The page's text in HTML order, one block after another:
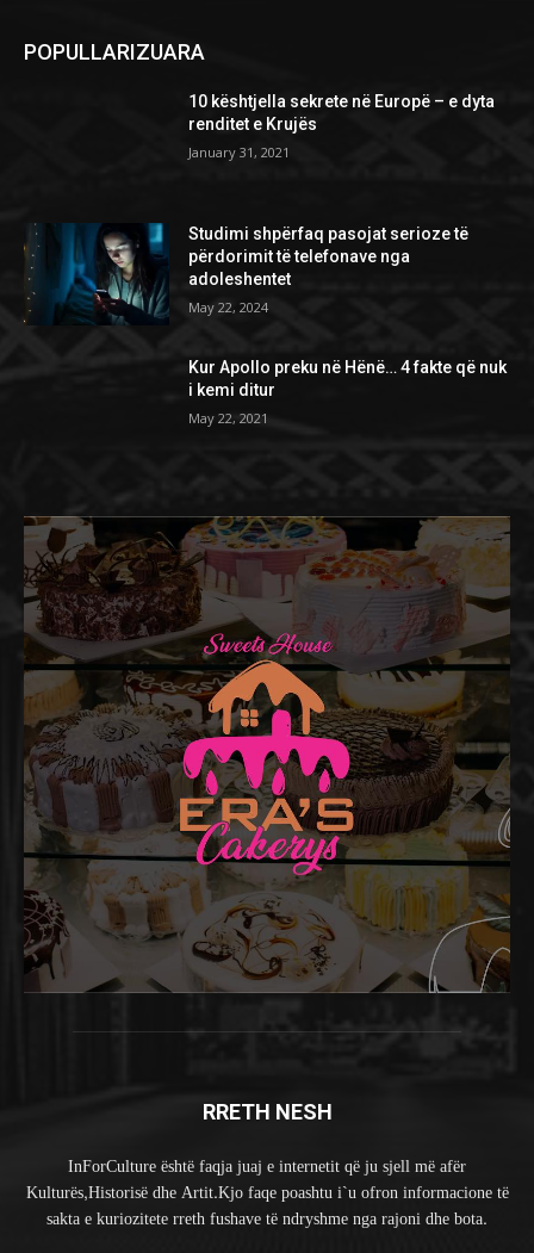
POPULLARIZUARA
10 kështjella sekrete në Europë – e dyta
renditet e Krujës
January 31, 2021
Studimi shpërfaq pasojat serioze të
përdorimit të telefonave nga
adoleshentet
May 22, 2024
Kur Apollo preku në Hënë… 4 fakte që nuk
i kemi ditur
May 22, 2021
RRETH NESH
InForCulture është faqja juaj e internetit që ju sjell më afër
Kulturës,Historisë dhe Artit.Kjo faqe poashtu i`u ofron informacione të
sakta e kuriozitete rreth fushave të ndryshme nga rajoni dhe bota.